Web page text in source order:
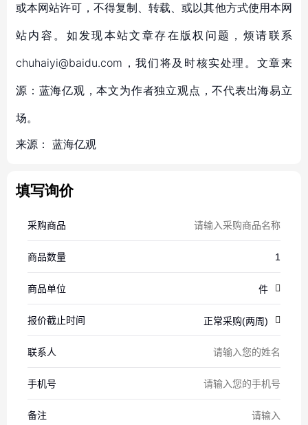
或本网站许可，不得复制、转载、或以其他方式使用本网
站内容。如发现本站文章存在版权问题，烦请联系
chuhaiyi@baidu.com，我们将及时核实处理。文章来
源：蓝海亿观，本文为作者独立观点，不代表出海易立
场。
来源： 蓝海亿观
填写询价